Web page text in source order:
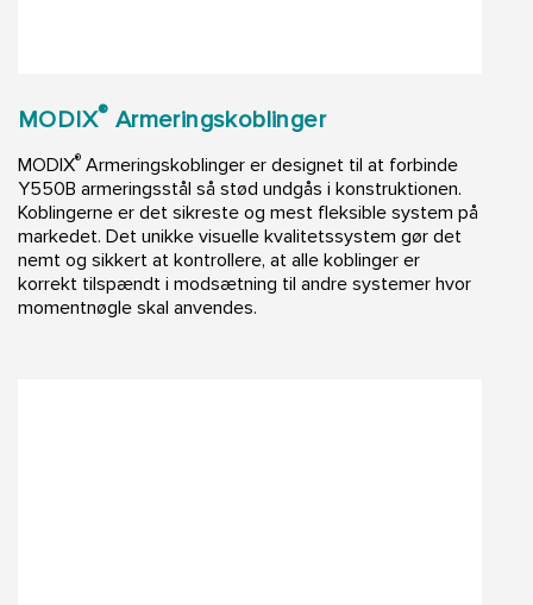
MODIX® Armeringskoblinger
MODIX® Armeringskoblinger er designet til at forbinde
Y550B armeringsstål så stød undgås i konstruktionen.
Koblingerne er det sikreste og mest fleksible system på
markedet. Det unikke visuelle kvalitetssystem gør det
nemt og sikkert at kontrollere, at alle koblinger er
korrekt tilspændt i modsætning til andre systemer hvor
momentnøgle skal anvendes.